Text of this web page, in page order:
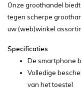
Onze groothandel
tegen scherpe
uw (web)winkel
Specificaties
De smartphone
Volledige
van het toestel